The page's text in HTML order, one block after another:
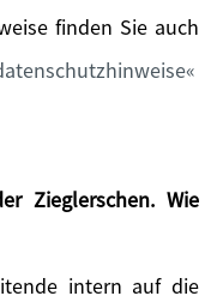
finden Sie auch
Zieglerschen. Wie
intern auf die